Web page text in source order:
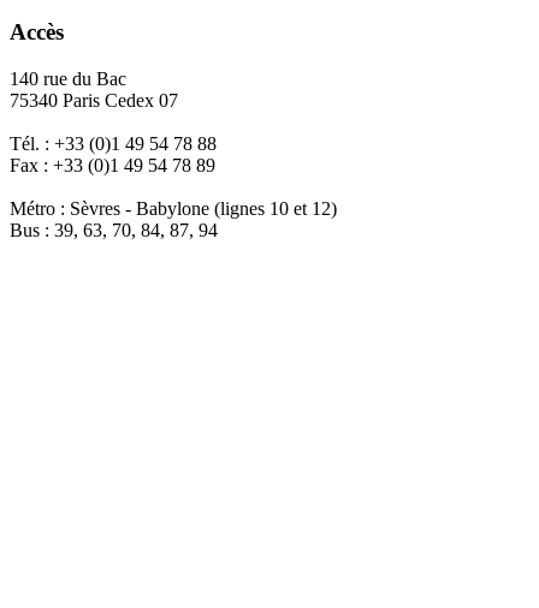
Accès
140 rue du Bac
75340 Paris Cedex 07
Tél. : +33 (0)1 49 54 78 88
Fax : +33 (0)1 49 54 78 89
Métro : Sèvres - Babylone (lignes 10 et 12)
Bus : 39, 63, 70, 84, 87, 94